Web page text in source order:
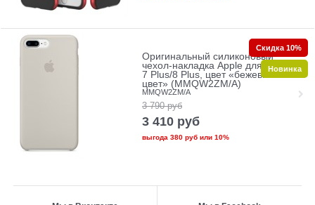
Оригинальный силиконовый
чехол-накладка Apple для iPhone
7 Plus/8 Plus, цвет «бежевый
цвет» (MMQW2ZM/A)
MMQW2ZM/A
3 790 руб
3 410 руб
выгода 380 рубили 10%
Скидка 10%
Новинка